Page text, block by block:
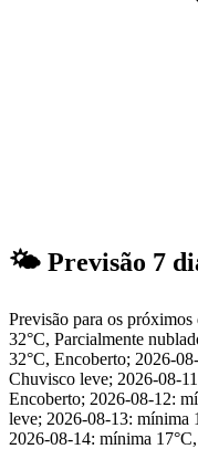
🌤 Previsão 7
Previsão para os
32°C, Parcialmente
32°C, Encoberto; 2026-
Chuvisco leve; 2026-08-
Encoberto; 2026-08-12:
leve; 2026-08-13: mínima
2026-08-14: mínima